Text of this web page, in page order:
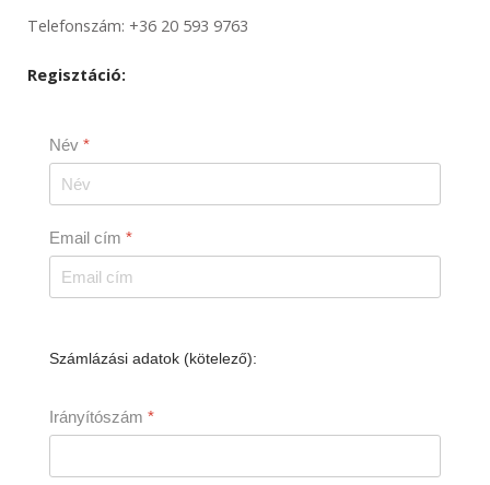
Telefonszám: +36 20 593 9763
Regisztáció:
Név *
Email cím *
Számlázási adatok (kötelező):
Irányítószám *